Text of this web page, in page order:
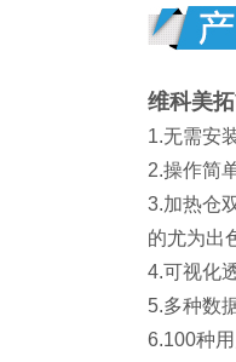
维科美
1.无需安
2.操作简
3.加热仓
的尤为出
4.可视化
5.多种数
6.100种